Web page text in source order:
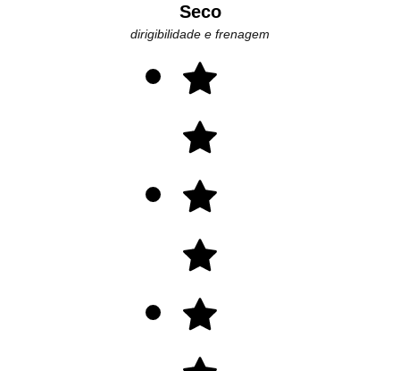
Seco
dirigibilidade e frenagem